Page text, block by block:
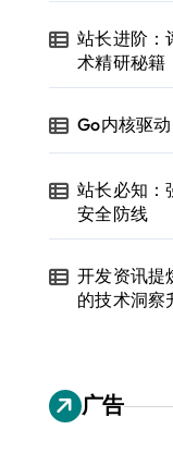
站长进阶：
术精研秘籍
Go内核驱
站长必知：
安全防线
开发资讯提
的技术洞察
广告